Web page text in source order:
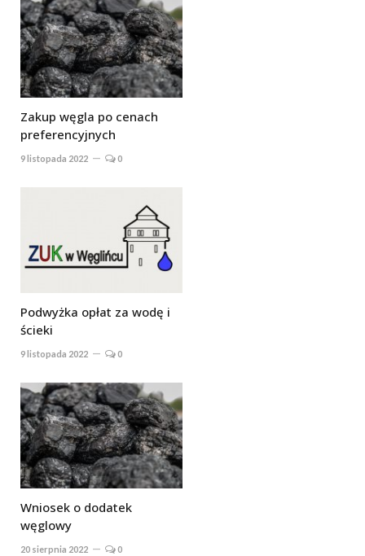
Zakup węgla po cenach
preferencyjnych
9 listopada 2022 0
Podwyżka opłat za wodę i
ścieki
9 listopada 2022 0
Wniosek o dodatek
węglowy
20 sierpnia 2022 0